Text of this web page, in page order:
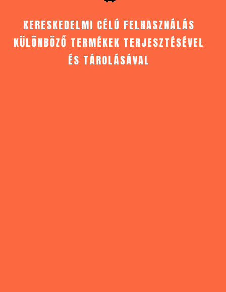
KERESKEDELMI CÉLÚ FELHASZNÁLÁS
KÜLÖNBÖZŐ TERMÉKEK TERJESZTÉSÉVEL
ÉS TÁROLÁSÁVAL